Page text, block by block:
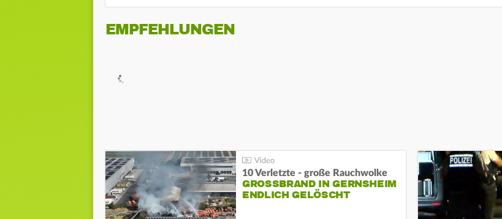
EMPFEHLUNGEN
10 Verletzte - große Rauchwolke
GROSSBRAND IN GERNSHEIM E
NDLICH GELÖSCHT